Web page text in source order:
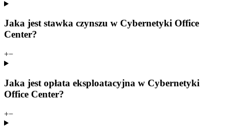
Jaka jest stawka czynszu w Cybernetyki Office
Center?
+−
Jaka jest opłata eksploatacyjna w Cybernetyki
Office Center?
+−